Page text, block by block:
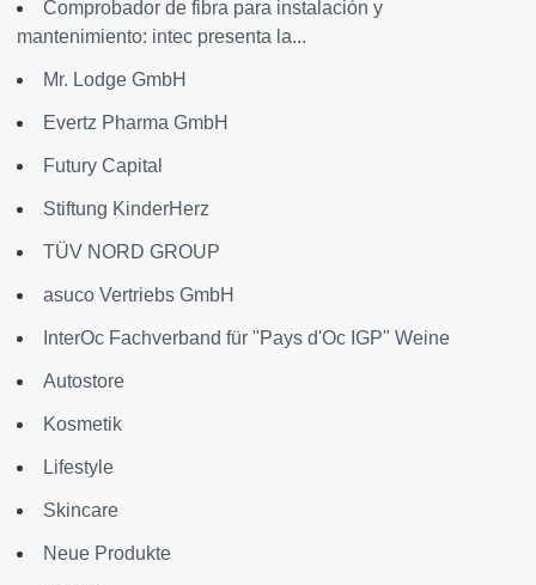
Comprobador de fibra para instalación y
mantenimiento: intec presenta la...
Mr. Lodge GmbH
Evertz Pharma GmbH
Futury Capital
Stiftung KinderHerz
TÜV NORD GROUP
asuco Vertriebs GmbH
InterOc Fachverband für "Pays d'Oc IGP" Weine
Autostore
Kosmetik
Lifestyle
Skincare
Neue Produkte